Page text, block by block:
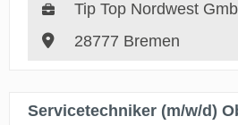
Tip Top Nordwest
28777 Bremen
Servicetechniker (m/w/d)